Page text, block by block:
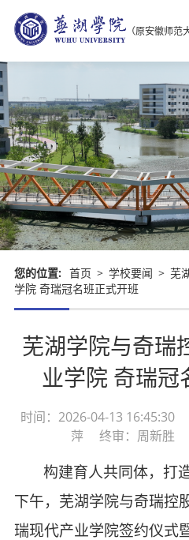
（原安徽师范
您的位置: 首页 > 学校要闻 > 芜
学院 奇瑞冠名班正式开班
芜湖学院与奇瑞
业学院 奇瑞冠
时间：2026-04-13
萍 终审：周新胜
构建育人共同体，打
下午，芜湖学院与奇瑞控
瑞现代产业学院签约仪式